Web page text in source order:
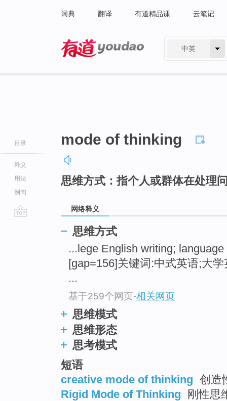
词典 翻译 有道精品课 云笔记
中英
目录
释义
用法
例句
mode of thinking
思维方式：指个人或群体在处理
网络释义
思维方式
...lege English writing;
[gap=156]关键词:中式英语;大
...
基于259个网页-相关网页
思维模式
思维形态
思考模式
短语
creative mode of thinking 创造
Rigid Mode of Thinking
刚性思